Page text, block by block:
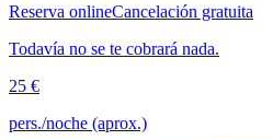
Reserva onlineCancelación gratuita
Todavía no se te cobrará nada.
25 €
pers./noche (aprox.)